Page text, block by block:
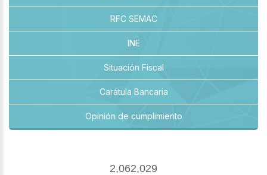
RFC SEMAC
INE
Situación Fiscal
Carátula Bancaria
Opinión de cumplimiento
2,062,029